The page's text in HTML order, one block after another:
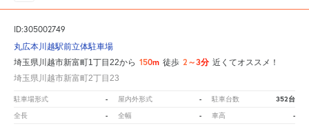
ID:305002749
丸広本川越駅前立体駐車場
埼玉県川越市新富町1丁目22から 150m 徒歩 2～3分 近くてオススメ！
埼玉県川越市新富町2丁目23
駐車場形式 - 屋内外形式 - 駐車台数 352台
全長 - 全幅 - 車高 -